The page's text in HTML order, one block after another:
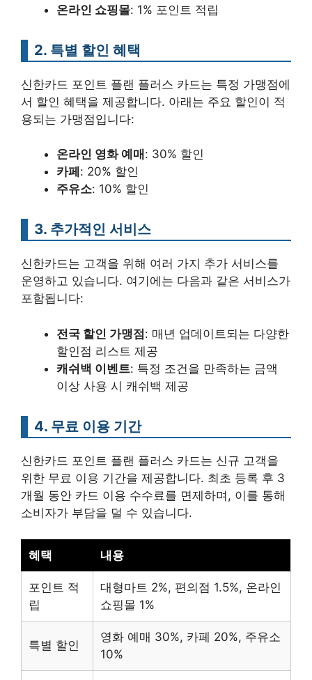
온라인 쇼핑몰: 1% 포인트 적립
2. 특별 할인 혜택
신한카드 포인트 플랜 플러스 카드는 특정 가맹점에
서 할인 혜택을 제공합니다. 아래는 주요 할인이 적
용되는 가맹점입니다:
온라인 영화 예매 : 30% 할인
카페 : 20% 할인
주유소: 10% 할인
3. 추가적인 서비스
신한카드는 고객을 위해 여러 가지 추가 서비스를
운영하고 있습니다. 여기에는 다음과 같은 서비스가
포함됩니다:
전국 할인 가맹점: 매년 업데이트되는 다양한
할인점 리스트 제공
캐쉬백 이벤트: 특정 조건을 만족하는 금액
이상 사용 시 캐쉬백 제공
4. 무료 이용 기간
신한카드 포인트 플랜 플러스 카드는 신규 고객을
위한 무료 이용 기간을 제공합니다. 최초 등록 후 3
개월 동안 카드 이용 수수료를 면제하며, 이를 통해
소비자가 부담을 덜 수 있습니다.
혜택 내용
포인트 적
립
대형마트 2%, 편의점 1.5%, 온라인
쇼핑몰 1%
특별 할인
영화 예매 30%, 카페 20%, 주유소
10%